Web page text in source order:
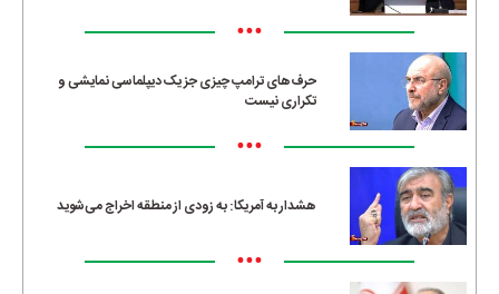
•••
حرف‌های ترامپ چیزی جز یک دیپلماسی نمایشی و
تکراری نیست
•••
هشدار به آمریکا: به زودی از منطقه اخراج می‌شوید
•••